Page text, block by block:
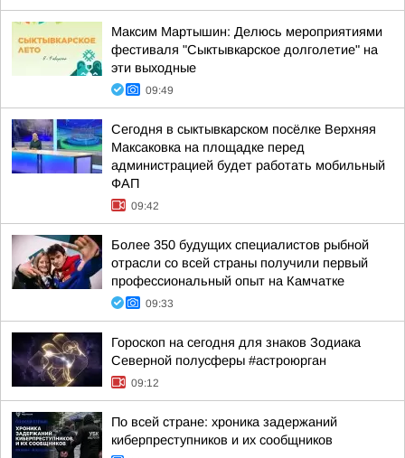
Максим Мартышин: Делюсь мероприятиями
фестиваля "Сыктывкарское долголетие" на
эти выходные
09:49
Сегодня в сыктывкарском посёлке Верхняя
Максаковка на площадке перед
администрацией будет работать мобильный
ФАП
09:42
Более 350 будущих специалистов рыбной
отрасли со всей страны получили первый
профессиональный опыт на Камчатке
09:33
Гороскоп на сегодня для знаков Зодиака
Северной полусферы #астроюрган
09:12
По всей стране: хроника задержаний
киберпреступников и их сообщников